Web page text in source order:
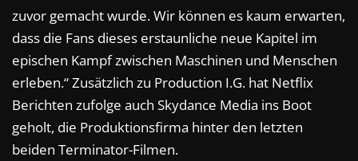
zuvor gemacht wurde. Wir können es kaum erwarten,
dass die Fans dieses erstaunliche neue Kapitel im
epischen Kampf zwischen Maschinen und Menschen
erleben.“ Zusätzlich zu Production I.G. hat Netflix
Berichten zufolge auch Skydance Media ins Boot
geholt, die Produktionsfirma hinter den letzten
beiden Terminator-Filmen.